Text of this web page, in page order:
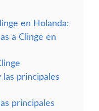
en Holanda:
a Clinge en
las principales
principales